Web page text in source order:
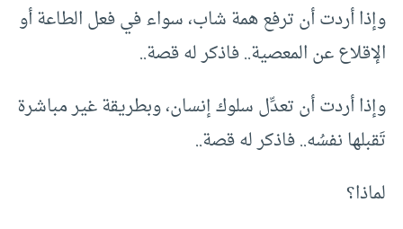
وإذا أردت أن ترفع همة شاب، سواء في فعل الطاعة أو
الإقلاع عن المعصية.. فاذكر له قصة..
وإذا أردت أن تعدِّل سلوك إنسان، وبطريقة غير مباشرة
تَقبلها نفسُه.. فاذكر له قصة..
لماذا؟